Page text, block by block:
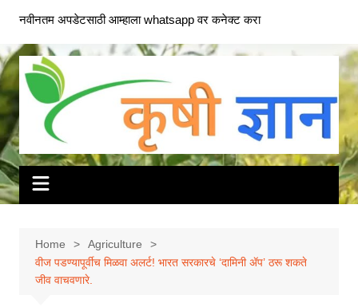
content
नवीनतम अपडेटसाठी आम्हाला whatsapp वर कनेक्ट करा
Home
Agriculture
वीज पडण्यापूर्वीच मिळवा अलर्ट! भारत सरकारचे ‘दामिनी ॲप’ ठरू शकते
जीव वाचवणारे.